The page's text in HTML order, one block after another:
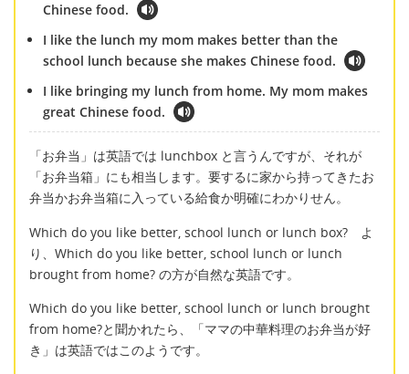
Chinese food.
I like the lunch my mom makes better than the
school lunch because she makes Chinese food.
I like bringing my lunch from home. My mom makes
great Chinese food.
「お弁当」は英語では lunchbox と言うんですが、それが
「お弁当箱」にも相当します。要するに家から持ってきたお
弁当かお弁当箱に入っている給食か明確にわかりせん。
Which do you like better, school lunch or lunch box? よ
り、Which do you like better, school lunch or lunch
brought from home? の方が自然な英語です。
Which do you like better, school lunch or lunch brought
from home?と聞かれたら、「ママの中華料理のお弁当が好
き」は英語ではこのようです。